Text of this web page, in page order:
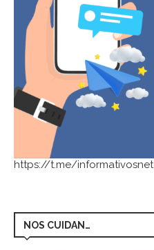
https://t.me/informativosnet
NOS CUIDAN…